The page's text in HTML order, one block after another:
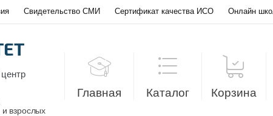
Свидетельство СМИ Сертификат качества ИСО Онлайн
взрослых
Главная Каталог Корзина